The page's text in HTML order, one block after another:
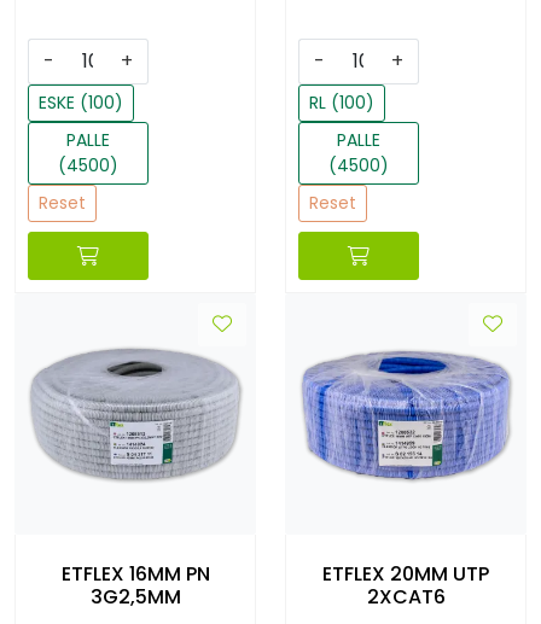
- +
ESKE (100)
PALLE
(4500)
Reset
- +
RL (100)
PALLE
(4500)
Reset
ETFLEX 16MM PN
3G2,5MM
ETFLEX 20MM UTP
2XCAT6